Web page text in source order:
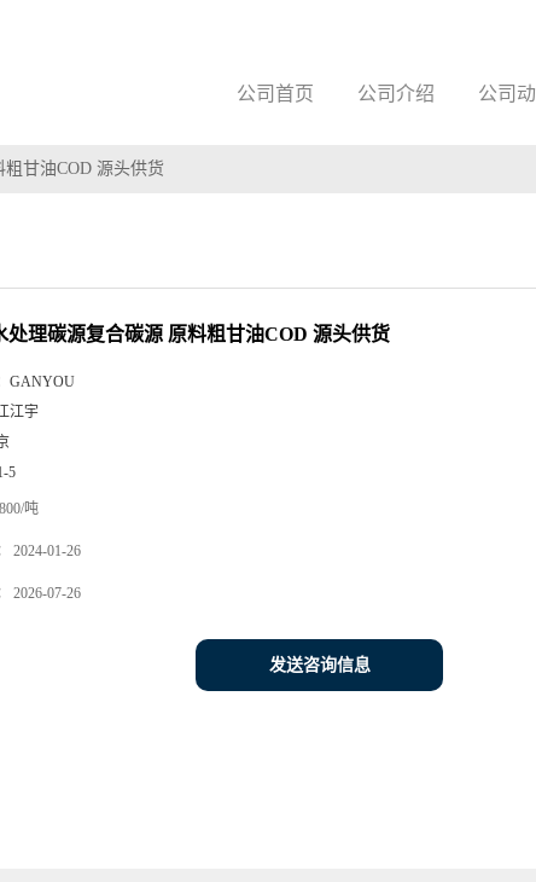
公司首页 公司介绍 公司
甘油COD 源头供货
处理碳源复合碳源 原料粗甘油COD 源头供货
GANYOU
江宇
5
吨
2024-01-26
2026-07-26
发送咨询信息